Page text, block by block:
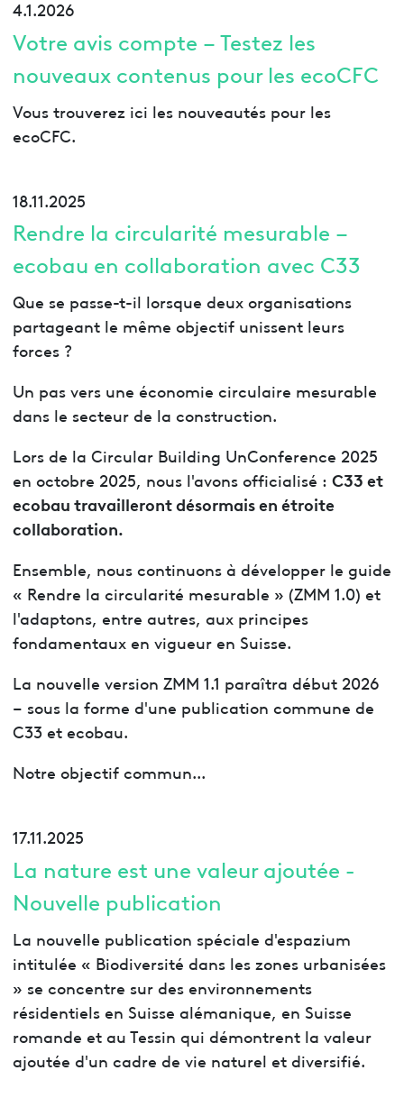
4.1.2026
Votre avis compte – Testez les
nouveaux contenus pour les ecoCFC
Vous trouverez ici les nouveautés pour les
ecoCFC.
18.11.2025
Rendre la circularité mesurable –
ecobau en collaboration avec C33
Que se passe-t-il lorsque deux organisations
partageant le même objectif unissent leurs
forces ?
Un pas vers une économie circulaire mesurable
dans le secteur de la construction.
Lors de la Circular Building UnConference 2025
en octobre 2025, nous l'avons officialisé : C33 et
ecobau travailleront désormais en étroite
collaboration.
Ensemble, nous continuons à développer le guide
« Rendre la circularité mesurable » (ZMM 1.0) et
l'adaptons, entre autres, aux principes
fondamentaux en vigueur en Suisse.
La nouvelle version ZMM 1.1 paraîtra début 2026
– sous la forme d'une publication commune de
C33 et ecobau.
Notre objectif commun...
17.11.2025
La nature est une valeur ajoutée -
Nouvelle publication
La nouvelle publication spéciale d'espazium
intitulée « Biodiversité dans les zones urbanisées
» se concentre sur des environnements
résidentiels en Suisse alémanique, en Suisse
romande et au Tessin qui démontrent la valeur
ajoutée d'un cadre de vie naturel et diversifié.